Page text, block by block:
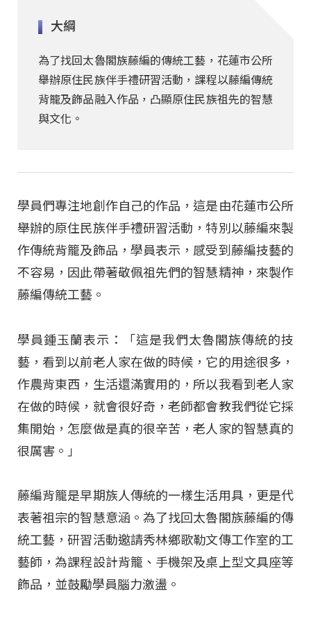
大綱
為了找回太魯閣族藤編的傳統工藝，花蓮市公所
舉辦原住民族伴手禮研習活動，課程以藤編傳統
背籠及飾品融入作品，凸顯原住民族祖先的智慧
與文化。
學員們專注地創作自己的作品，這是由花蓮市公所
舉辦的原住民族伴手禮研習活動，特別以藤編來製
作傳統背籠及飾品，學員表示，感受到藤編技藝的
不容易，因此帶著敬佩祖先們的智慧精神，來製作
藤編傳統工藝。
學員鍾玉蘭表示：「這是我們太魯閣族傳統的技
藝，看到以前老人家在做的時候，它的用途很多，
作農背東西，生活還滿實用的，所以我看到老人家
在做的時候，就會很好奇，老師都會教我們從它採
集開始，怎麼做是真的很辛苦，老人家的智慧真的
很厲害。」
藤編背籠是早期族人傳統的一樣生活用具，更是代
表著祖宗的智慧意涵。為了找回太魯閣族藤編的傳
統工藝，研習活動邀請秀林鄉歌勒文傳工作室的工
藝師，為課程設計背籠、手機架及桌上型文具座等
飾品，並鼓勵學員腦力激盪。